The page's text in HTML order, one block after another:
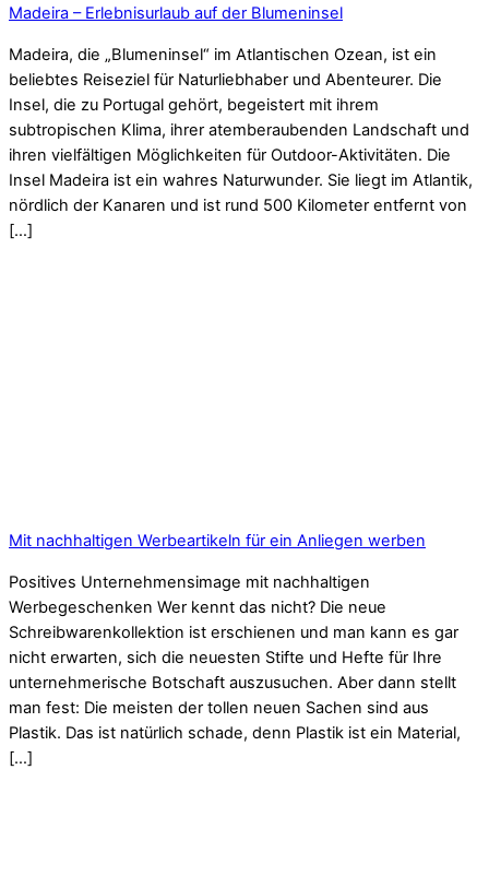
Madeira – Erlebnisurlaub auf der Blumeninsel
Madeira, die „Blumeninsel“ im Atlantischen Ozean, ist ein
beliebtes Reiseziel für Naturliebhaber und Abenteurer. Die
Insel, die zu Portugal gehört, begeistert mit ihrem
subtropischen Klima, ihrer atemberaubenden Landschaft und
ihren vielfältigen Möglichkeiten für Outdoor-Aktivitäten. Die
Insel Madeira ist ein wahres Naturwunder. Sie liegt im Atlantik,
nördlich der Kanaren und ist rund 500 Kilometer entfernt von
[…]
Mit nachhaltigen Werbeartikeln für ein Anliegen werben
Positives Unternehmensimage mit nachhaltigen
Werbegeschenken Wer kennt das nicht? Die neue
Schreibwarenkollektion ist erschienen und man kann es gar
nicht erwarten, sich die neuesten Stifte und Hefte für Ihre
unternehmerische Botschaft auszusuchen. Aber dann stellt
man fest: Die meisten der tollen neuen Sachen sind aus
Plastik. Das ist natürlich schade, denn Plastik ist ein Material,
[…]